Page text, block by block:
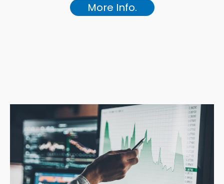
More Info.